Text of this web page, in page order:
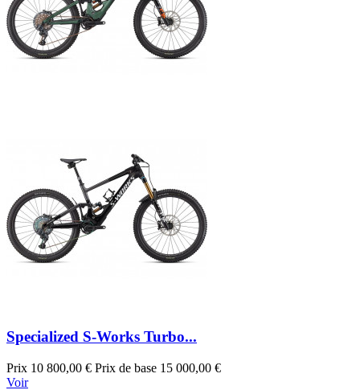
Specialized S-Works Turbo...
Prix 10 800,00 € Prix de base 15 000,00 €
Voir